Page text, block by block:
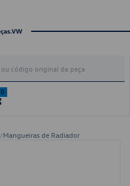
0
/Mangueiras de Radiador